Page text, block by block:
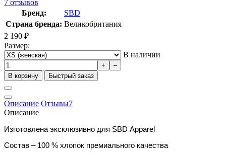
7 отзывов
Бренд:
SBD
Страна бренда: Великобритания
2 190 ₽
Размер:
В наличии
+
–
В корзину
Быстрый заказ
Описание Отзывы7
Описание
Изготовлена эксклюзивно для SBD Apparel
Состав – 100 % хлопок премиального качества